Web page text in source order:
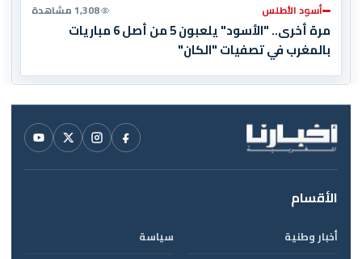
أسود الأطلس 1,308 مشاهدة
مرة أخرى.. "الأسود" يلعبون 5 من أصل 6 مباريات
بالمغرب في تصفيات "الكان"
الأقسام
أخبار وطنية
سياسة